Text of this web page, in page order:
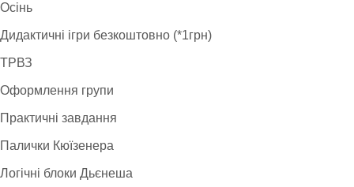
Осінь
Дидактичні ігри безкоштовно (*1грн)
ТРВЗ
Оформлення групи
Практичні завдання
Палички Кюїзенера
Логічні блоки Дьєнеша